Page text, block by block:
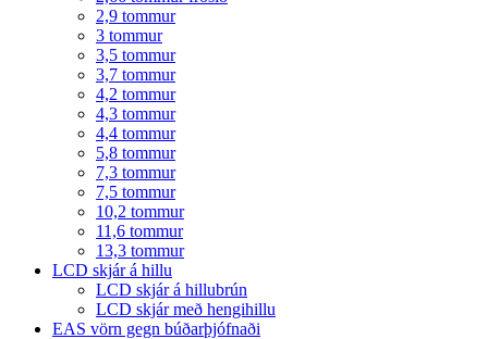
2,9 tommur
3 tommur
3,5 tommur
3,7 tommur
4,2 tommur
4,3 tommur
4,4 tommur
5,8 tommur
7,3 tommur
7,5 tommur
10,2 tommur
11,6 tommur
13,3 tommur
LCD skjár á hillu
LCD skjár á hillubrún
LCD skjár með hengihillu
EAS vörn gegn búðarþjófnaði